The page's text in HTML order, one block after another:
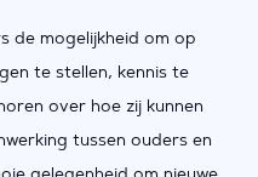
de mogelijkheid om op
te stellen, kennis te
over hoe zij kunnen
tussen ouders en